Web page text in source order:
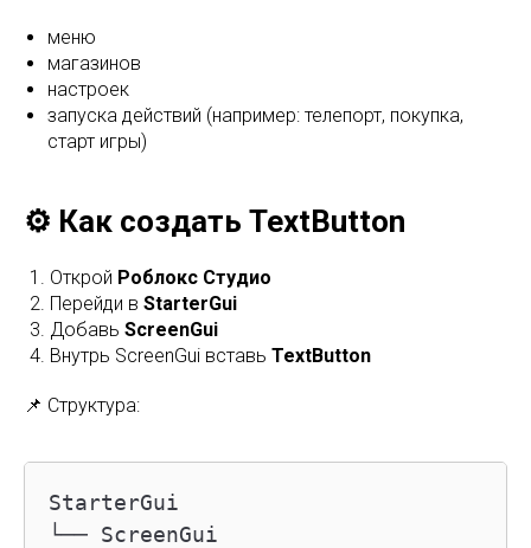
меню
магазинов
настроек
запуска действий (например: телепорт, покупка,
старт игры)
⚙️ Как создать TextButton
Открой Роблокс Студио
Перейди в StarterGui
Добавь ScreenGui
Внутрь ScreenGui вставь TextButton
📌 Структура:
StarterGui
└── ScreenGui